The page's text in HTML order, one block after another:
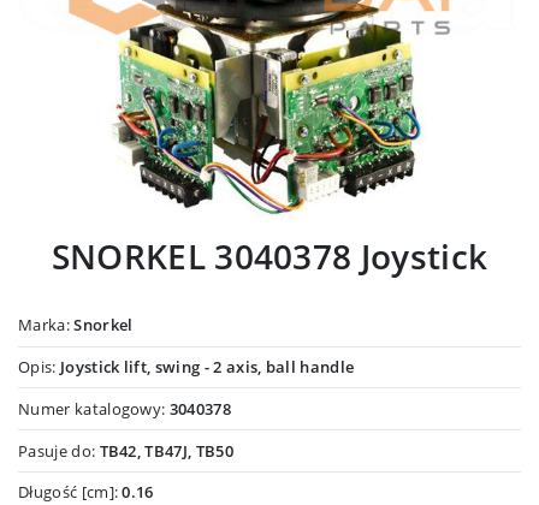
SNORKEL 3040378 Joystick
Marka:Snorkel
Opis: Joystick lift, swing - 2 axis, ball handle
Numer katalogowy: 3040378
Pasuje do: TB42, TB47J, TB50
Długość [cm]:0.16